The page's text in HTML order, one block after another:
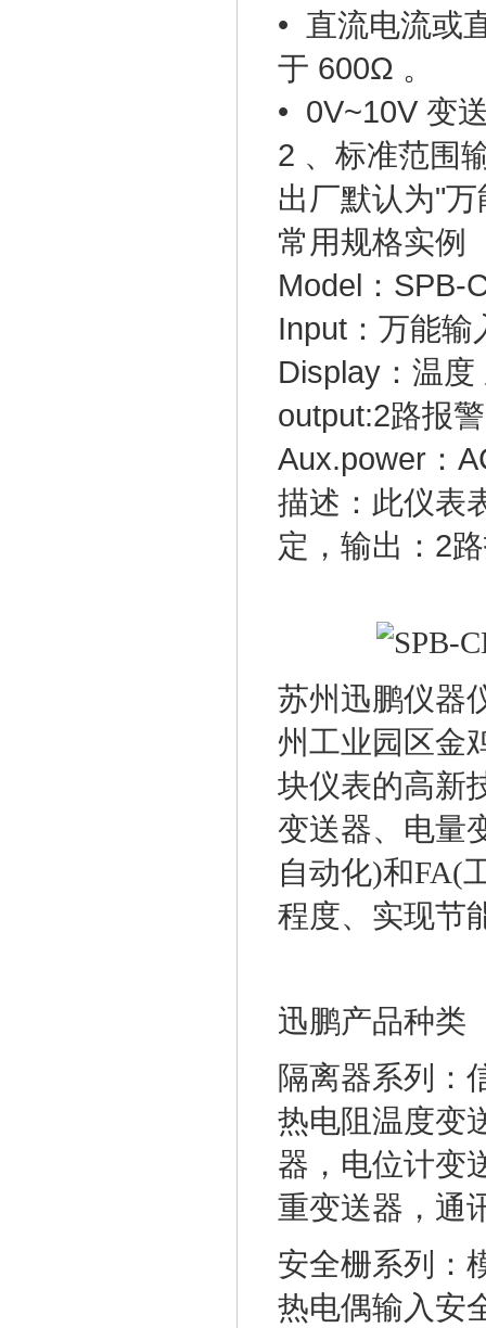
• 直流电流或
于 600Ω 。
• 0V~10V 变
2 、标准范围
出厂默认为"
常用规格实例
Model：SPB-
Input：万能输
Display：温
output:2路报警
Aux.power：
描述：此仪表
定，输出：2
苏州迅鹏仪器
州工业园区金
块仪表的高新
变送器、电量
自动化)和FA(
程度、实现节
迅鹏产品种类
隔离器系列：
热电阻温度变
器，电位计变
重变送器，通
安全栅系列：
热电偶输入安